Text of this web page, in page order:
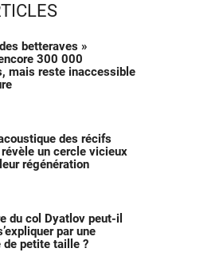
betteraves »
300 000
mais reste inaccessible
des récifs
un cercle vicieux
régénération
du col Dyatlov peut-il
par une
de petite taille ?